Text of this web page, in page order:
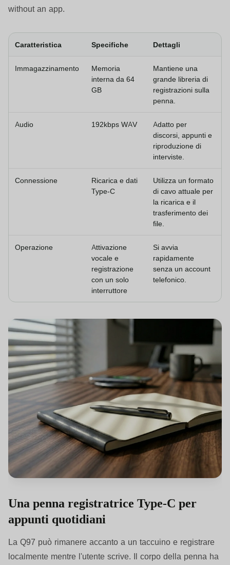
without an app.
Caratteristica Specifiche Dettagli
Immagazzinamento
Memoria
interna da 64
GB
Mantiene una
grande libreria di
registrazioni sulla
penna.
Audio 192kbps WAV
Adatto per
discorsi, appunti e
riproduzione di
interviste.
Connessione
Ricarica e dati
Type-C
Utilizza un formato
di cavo attuale per
la ricarica e il
trasferimento dei
file.
Operazione
Attivazione
vocale e
registrazione
con un solo
interruttore
Si avvia
rapidamente
senza un account
telefonico.
Una penna registratrice Type-C per
appunti quotidiani
La Q97 può rimanere accanto a un taccuino e registrare
localmente mentre l'utente scrive. Il corpo della penna ha